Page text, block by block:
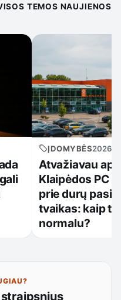
TEMOS NAUJIENOS
ĮDOMYBĖS2026-
Atvažiavau
Klaipėdos PC
prie durų
tvaikas: kaip
normalu?